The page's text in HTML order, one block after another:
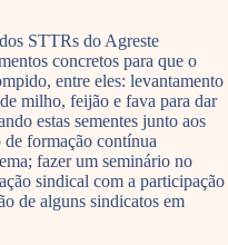
STTRs do Agreste
concretos para que o
entre eles: levantamento
milho, feijão e fava para dar
estas sementes junto aos
formação contínua
fazer um seminário no
sindical com a participação
de alguns sindicatos em